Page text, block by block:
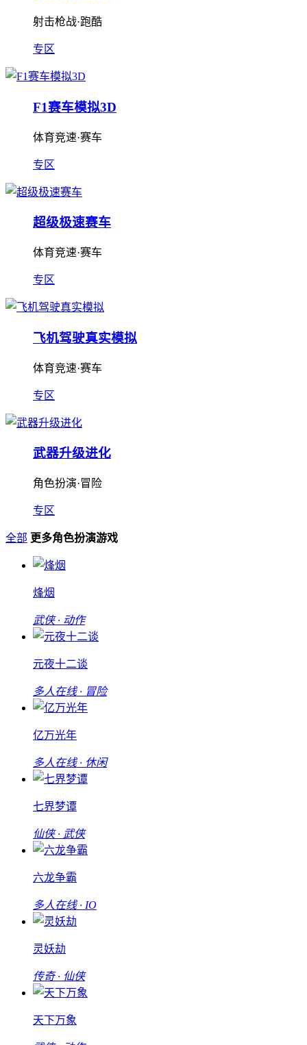
射击枪战·跑酷
专区
F1赛车模拟3D
体育竞速·赛车
专区
超级极速赛车
体育竞速·赛车
专区
飞机驾驶真实模拟
体育竞速·赛车
专区
武器升级进化
角色扮演·冒险
专区
全部 更多角色扮演游戏
烽烟
武侠 · 动作
元夜十二谈
多人在线 · 冒险
亿万光年
多人在线 · 休闲
七界梦谭
仙侠 · 武侠
六龙争霸
多人在线 · IO
灵妖劫
传奇 · 仙侠
天下万象